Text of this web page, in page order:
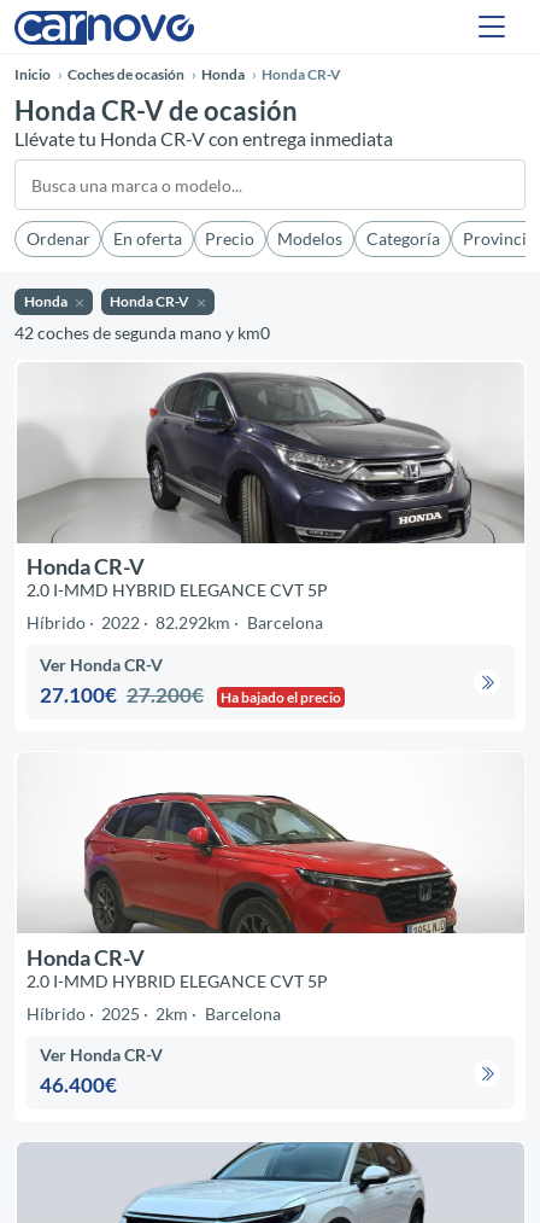
Inicio Coches de ocasión Honda Honda CR-V
Honda CR-V de ocasión
Llévate tu Honda CR-V con entrega inmediata
Ordenar En oferta Precio Modelos Categoría Provincia
Honda Honda CR-V
42 coches de segunda mano y km0
Honda CR-V
2.0 I-MMD HYBRID ELEGANCE CVT 5P
Híbrido
2022 82.292km Barcelona
Ver Honda CR-V
27.100€ 27.200€ Ha bajado el precio
Honda CR-V
2.0 I-MMD HYBRID ELEGANCE CVT 5P
Híbrido
2025 2km Barcelona
Ver Honda CR-V
46.400€